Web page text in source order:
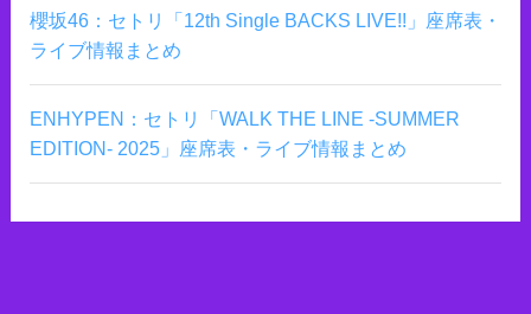
櫻坂46：セトリ「12th Single BACKS LIVE!!」座席表・
ライブ情報まとめ
ENHYPEN：セトリ「WALK THE LINE -SUMMER
EDITION- 2025」座席表・ライブ情報まとめ